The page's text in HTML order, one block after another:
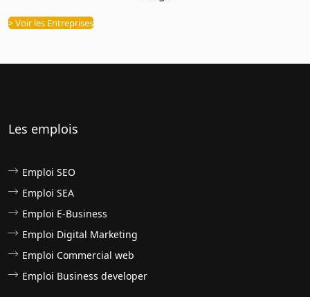
Entreprises
> Voir les Entreprises
Les emplois
Emploi SEO
Emploi SEA
Emploi E-Business
Emploi Digital Marketing
Emploi Commercial web
Emploi Business developer